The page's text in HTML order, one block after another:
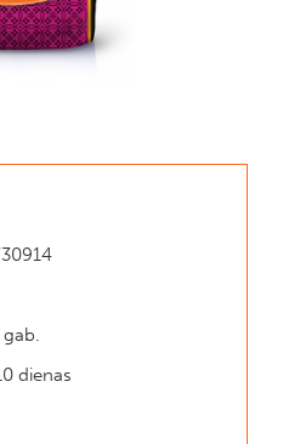
gab.
dienas